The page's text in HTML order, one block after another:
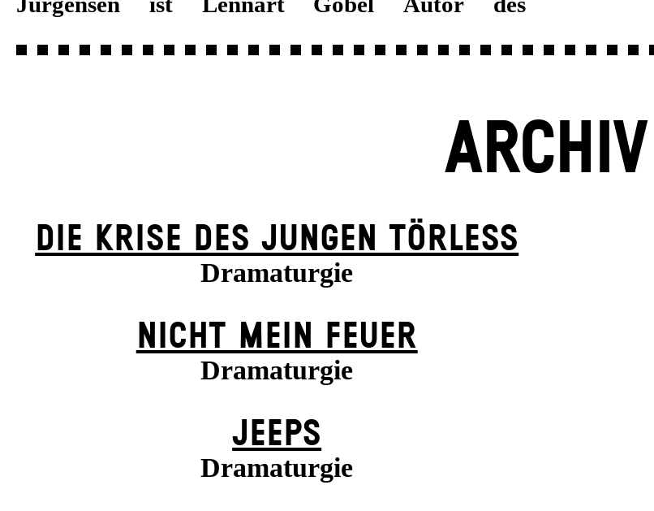
ARCHIV
DIE KRISE DES JUNGEN TÖRLESS
Dramaturgie
NICHT MEIN FEUER
Dramaturgie
JEEPS
Dramaturgie